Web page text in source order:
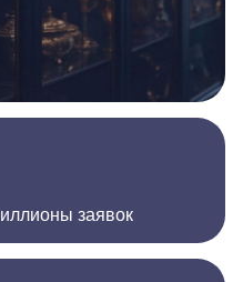
заявок